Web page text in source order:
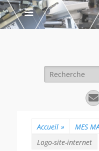
Rechercher :
E-
Accueil » MES
Logo-site-internet